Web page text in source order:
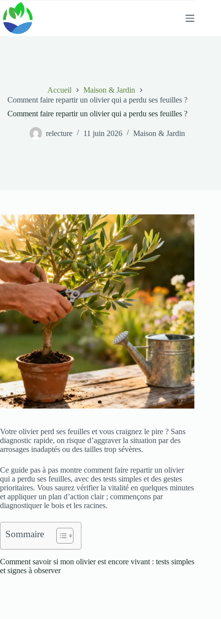
Passer
au
contenu
Accueil
Maison & Jardin
Comment faire repartir un olivier qui a perdu ses feuilles ?
Comment faire repartir un olivier qui a perdu ses feuilles ?
relecture 11 juin 2026 Maison & Jardin
Votre olivier perd ses feuilles et vous craignez le pire ? Sans
diagnostic rapide, on risque d’aggraver la situation par des
arrosages inadaptés ou des tailles trop sévères.
Ce guide pas à pas montre comment faire repartir un olivier
qui a perdu ses feuilles, avec des tests simples et des gestes
prioritaires. Vous saurez vérifier la vitalité en quelques minutes
et appliquer un plan d’action clair ; commençons par
diagnostiquer le bois et les racines.
Sommaire
Comment savoir si mon olivier est encore vivant : tests simples
et signes à observer